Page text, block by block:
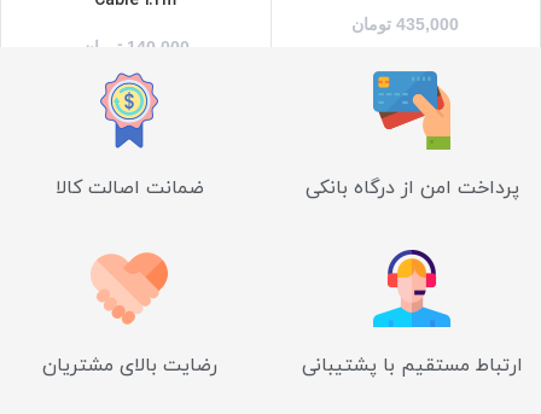
435,000 تومان
140,000 تومان
پرداخت امن از درگاه بانکی ضمانت اصالت کالا
ارتباط مستقیم با پشتیبانی رضایت بالای مشتریان